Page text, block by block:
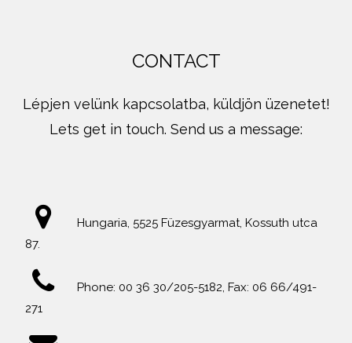
CONTACT
Lépjen velünk kapcsolatba, küldjön üzenetet!
Lets get in touch. Send us a message:
Hungaria, 5525 Füzesgyarmat, Kossuth utca
87.
Phone: 00 36 30/205-5182, Fax: 06 66/491-
271